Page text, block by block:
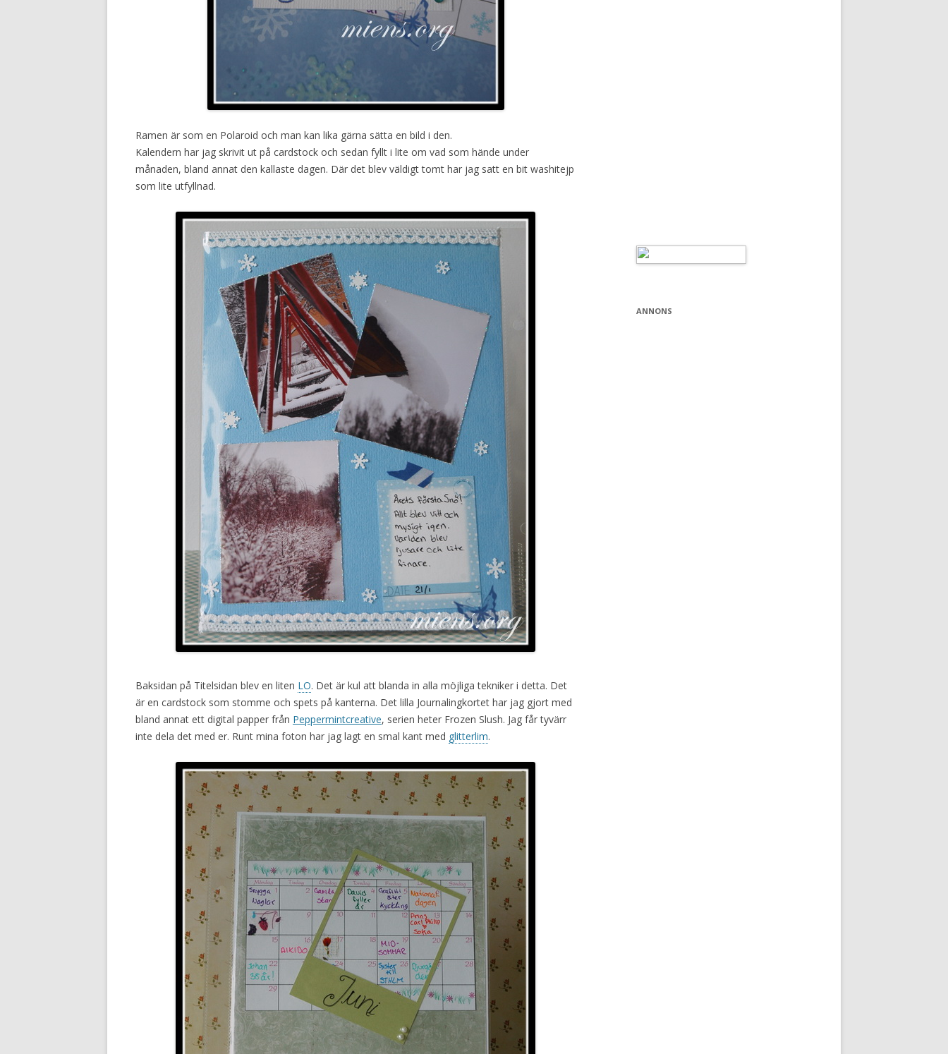
Ramen är som en Polaroid och man kan lika gärna sätta en bild i den.
Kalendern har jag skrivit ut på cardstock och sedan fyllt i lite om vad som hände under
månaden, bland annat den kallaste dagen. Där det blev väldigt tomt har jag satt en bit washitejp
som lite utfyllnad.
Baksidan på Titelsidan blev en liten LO. Det är kul att blanda in alla möjliga tekniker i detta. Det
är en cardstock som stomme och spets på kanterna. Det lilla Journalingkortet har jag gjort med
bland annat ett digital papper från Peppermintcreative, serien heter Frozen Slush. Jag får tyvärr
inte dela det med er. Runt mina foton har jag lagt en smal kant med glitterlim.
ANNONS